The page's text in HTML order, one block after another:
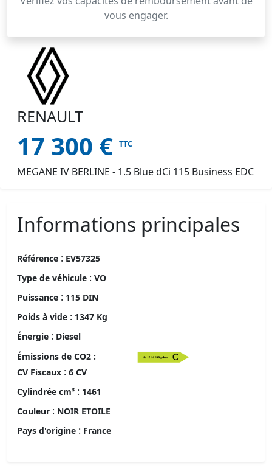
vous engager.
RENAULT
17 300 € TTC
MEGANE IV BERLINE - 1.5 Blue dCi 115 Business EDC
Informations principales
Référence : EV57325
Type de véhicule : VO
Puissance : 115 DIN
Poids à vide : 1347 Kg
Énergie : Diesel
Émissions de CO2 :
CV Fiscaux : 6 CV
Cylindrée cm³ : 1461
Couleur : NOIR ETOILE
Pays d'origine : France